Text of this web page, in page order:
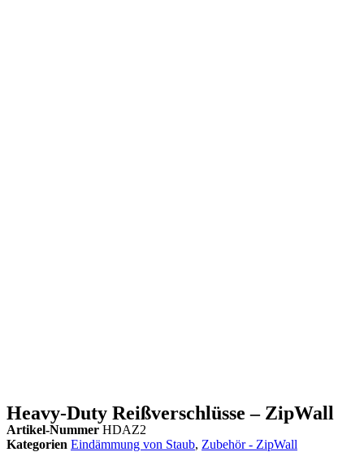
Heavy-Duty Reißverschlüsse – ZipWall
Artikel-Nummer HDAZ2
Kategorien Eindämmung von Staub, Zubehör - ZipWall